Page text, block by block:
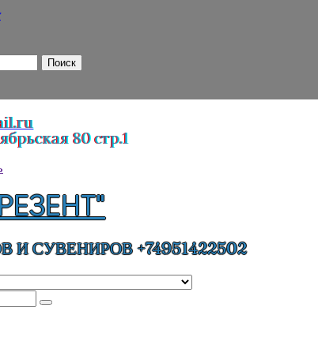
Поиск
80 стр.1
И СУВЕНИРОВ +74951422502